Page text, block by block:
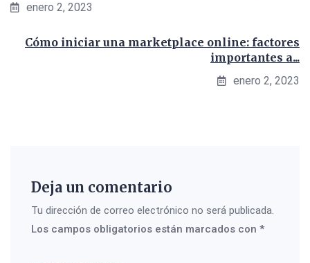
enero 2, 2023
Cómo iniciar una marketplace online: factores
importantes a...
enero 2, 2023
Deja un comentario
Tu dirección de correo electrónico no será publicada.
Los campos obligatorios están marcados con *